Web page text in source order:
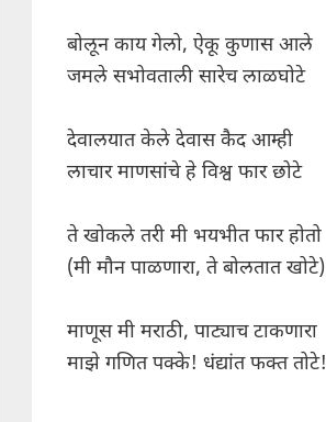
बोलून काय गेलो, ऐकू कुणास आले
जमले सभोवताली सारेच लाळघोटे
देवालयात केले देवास कैद आम्ही
लाचार माणसांचे हे विश्व फार छोटे
ते खोकले तरी मी भयभीत फार होतो
(मी मौन पाळणारा, ते बोलतात खोटे)
माणूस मी मराठी, पाट्याच टाकणारा
माझे गणित पक्के! धंद्यांत फक्त तोटे!